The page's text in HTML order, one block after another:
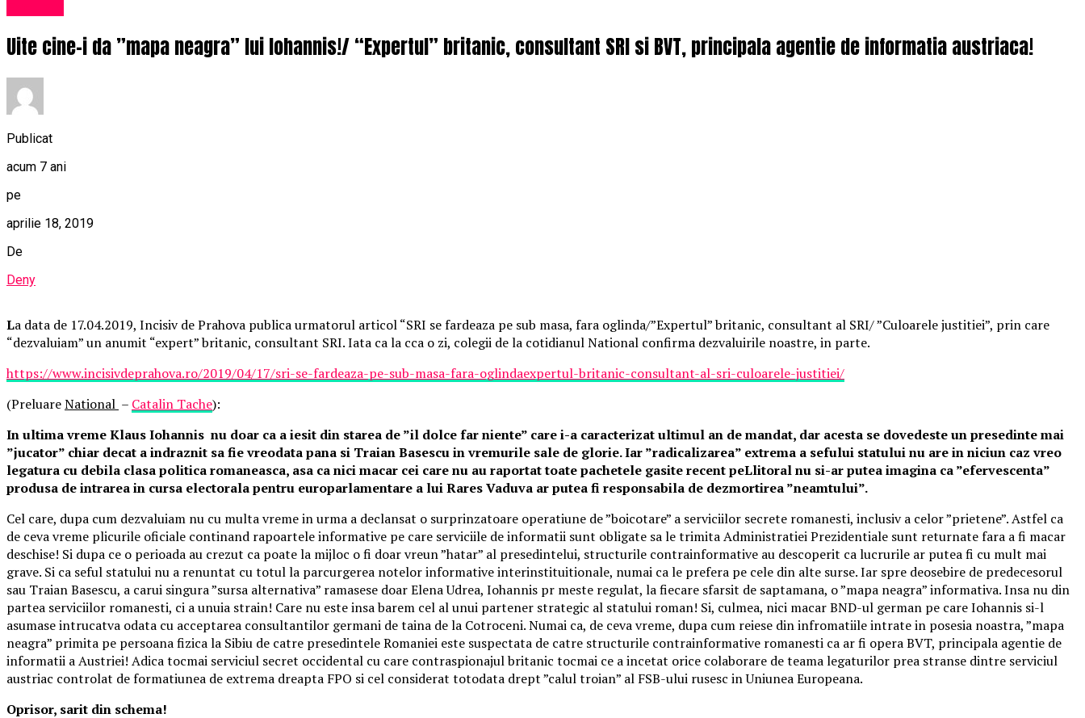
Uite cine-i da ”mapa neagra” lui Iohannis!/ “Expertul” britanic, consultant SRI si BVT, principala agentie de informatia austriaca!
Publicat
acum 7 ani
pe
aprilie 18, 2019
De
Deny
La data de 17.04.2019, Incisiv de Prahova publica urmatorul articol “SRI se fardeaza pe sub masa, fara oglinda/”Expertul” britanic, consultant al SRI/ ”Culoarele justitiei”, prin care
“dezvaluiam” un anumit “expert” britanic, consultant SRI. Iata ca la cca o zi, colegii de la cotidianul National confirma dezvaluirile noastre, in parte.
https://www.incisivdeprahova.ro/2019/04/17/sri-se-fardeaza-pe-sub-masa-fara-oglindaexpertul-britanic-consultant-al-sri-culoarele-justitiei/
(PreluareNational – Catalin Tache):
In ultima vreme Klaus Iohannis nu doar ca a iesit din starea de ”il dolce far niente” care i-a caracterizat ultimul an de mandat, dar acesta se dovedeste un presedinte mai
”jucator” chiar decat a indraznit sa fie vreodata pana si Traian Basescu in vremurile sale de glorie. Iar ”radicalizarea” extrema a sefului statului nu are in niciun caz vreo
legatura cu debila clasa politica romaneasca, asa ca nici macar cei care nu au raportat toate pachetele gasite recent peLlitoral nu si-ar putea imagina ca ”efervescenta”
produsa de intrarea in cursa electorala pentru europarlamentare a lui Rares Vaduva ar putea fi responsabila de dezmortirea ”neamtului”.
Cel care, dupa cum dezvaluiam nu cu multa vreme in urma a declansat o surprinzatoare operatiune de ”boicotare” a serviciilor secrete romanesti, inclusiv a celor ”prietene”. Astfel ca
de ceva vreme plicurile oficiale continand rapoartele informative pe care serviciile de informatii sunt obligate sa le trimita Administratiei Prezidentiale sunt returnate fara a fi macar
deschise! Si dupa ce o perioada au crezut ca poate la mijloc o fi doar vreun ”hatar” al presedintelui, structurile contrainformative au descoperit ca lucrurile ar putea fi cu mult mai
grave. Si ca seful statului nu a renuntat cu totul la parcurgerea notelor informative interinstituitionale, numai ca le prefera pe cele din alte surse. Iar spre deosebire de predecesorul
sau Traian Basescu, a carui singura ”sursa alternativa” ramasese doar Elena Udrea, Iohannis pr meste regulat, la fiecare sfarsit de saptamana, o ”mapa neagra” informativa. Insa nu din
partea serviciilor romanesti, ci a unuia strain! Care nu este insa barem cel al unui partener strategic al statului roman! Si, culmea, nici macar BND-ul german pe care Iohannis si-l
asumase intrucatva odata cu acceptarea consultantilor germani de taina de la Cotroceni. Numai ca, de ceva vreme, dupa cum reiese din infromatiile intrate in posesia noastra, ”mapa
neagra” primita pe persoana fizica la Sibiu de catre presedintele Romaniei este suspectata de catre structurile contrainformative romanesti ca ar fi opera BVT, principala agentie de
informatii a Austriei! Adica tocmai serviciul secret occidental cu care contraspionajul britanic tocmai ce a incetat orice colaborare de teama legaturilor prea stranse dintre serviciul
austriac controlat de formatiunea de extrema dreapta FPO si cel considerat totodata drept ”calul troian” al FSB-ului rusesc in Uniunea Europeana.
Oprisor, sarit din schema!